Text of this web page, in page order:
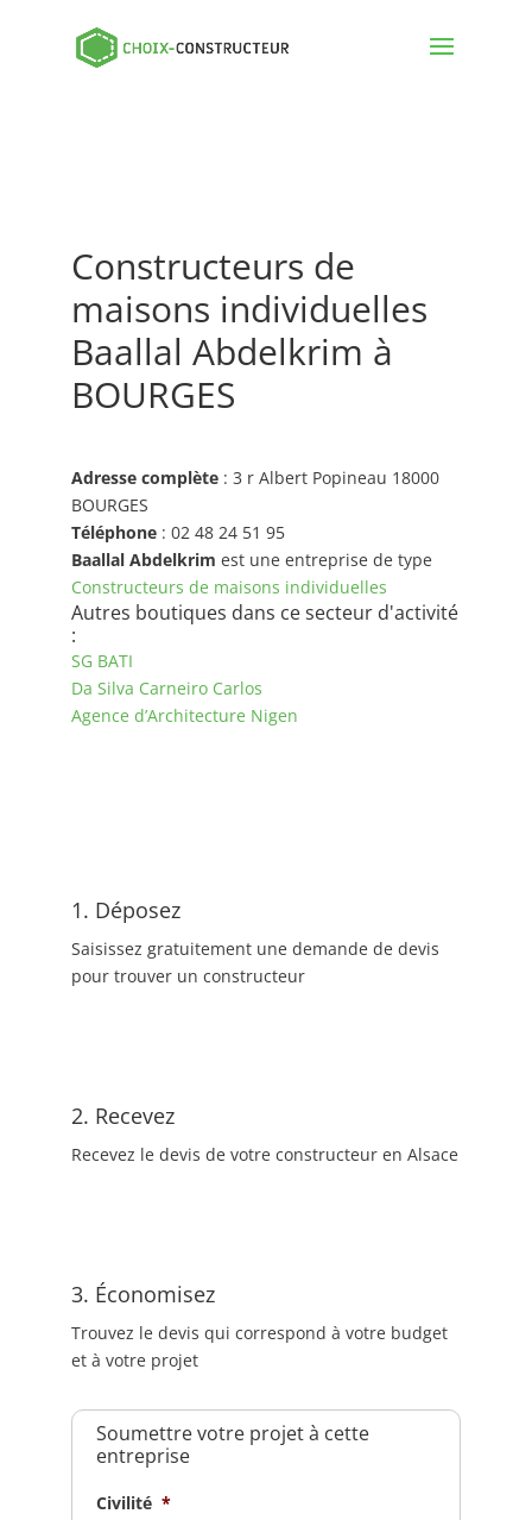
Constructeurs de
maisons individuelles
Baallal Abdelkrim à
BOURGES
Adresse complète: 3 r Albert Popineau 18000
BOURGES
Téléphone: 02 48 24 51 95
Baallal Abdelkrim est une entreprise de type
Constructeurs de maisons individuelles
Autres boutiques dans ce secteur d'activité
:
SG BATI
Da Silva Carneiro Carlos
Agence d’Architecture Nigen
1. Déposez
Saisissez gratuitement une demande de devis
pour trouver un constructeur
2. Recevez
Recevez le devis de votre constructeur en Alsace
3. Économisez
Trouvez le devis qui correspond à votre budget
et à votre projet
Soumettre votre projet à cette
entreprise
Civilité *